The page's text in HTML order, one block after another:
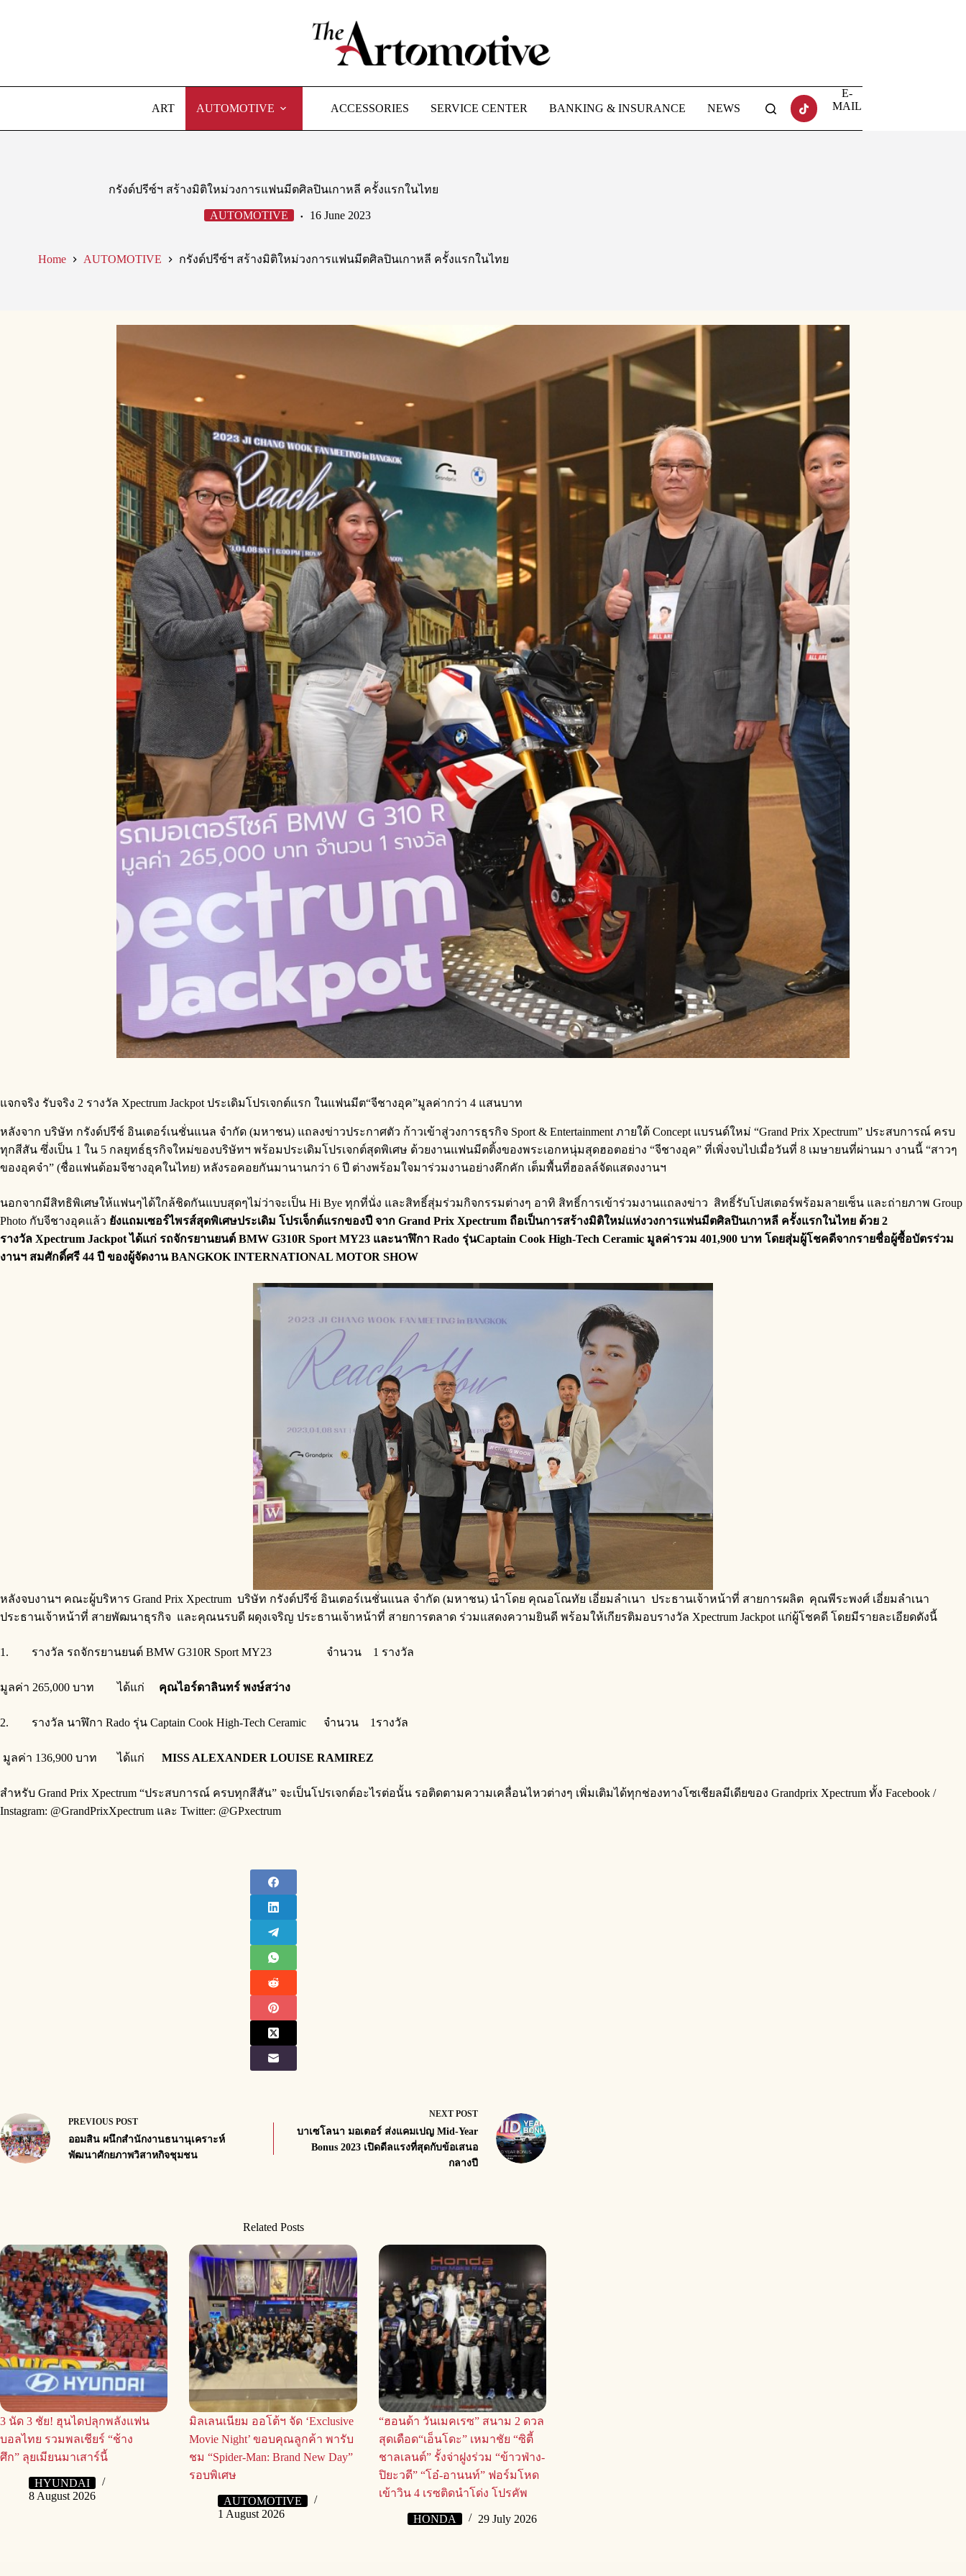
ART AUTOMOTIVE ACCESSORIES SERVICE CENTER BANKING & INSURANCE NEWS
E-
MAIL
กรังด์ปรีซ์ฯ สร้างมิติใหม่วงการแฟนมีตศิลปินเกาหลี ครั้งแรกในไทย
AUTOMOTIVE 16 June 2023
Home AUTOMOTIVE กรังด์ปรีซ์ฯ สร้างมิติใหม่วงการแฟนมีตศิลปินเกาหลี ครั้งแรกในไทย
แจกจริง รับจริง 2 รางวัล Xpectrum Jackpot ประเดิมโปรเจกต์แรก ในแฟนมีต“จีชางอุค”มูลค่ากว่า 4 แสนบาท
หลังจาก บริษัท กรังด์ปรีซ์ อินเตอร์เนชั่นแนล จำกัด (มหาชน) แถลงข่าวประกาศตัว ก้าวเข้าสู่วงการธุรกิจ Sport & Entertainment ภายใต้ Concept แบรนด์ใหม่ “Grand Prix Xpectrum” ประสบการณ์ ครบ
ทุกสีสัน ซึ่งเป็น 1 ใน 5 กลยุทธ์ธุรกิจใหม่ของบริษัทฯ พร้อมประเดิมโปรเจกต์สุดพิเศษ ด้วยงานแฟนมีตติ้งของพระเอกหนุ่มสุดฮอตอย่าง “จีชางอุค” ที่เพิ่งจบไปเมื่อวันที่ 8 เมษายนที่ผ่านมา งานนี้ “สาวๆ
ของอุคจ๋า” (ชื่อแฟนด้อมจีชางอุคในไทย) หลังรอคอยกันมานานกว่า 6 ปี ต่างพร้อมใจมาร่วมงานอย่างคึกคัก เต็มพื้นที่ฮอลล์จัดแสดงงานฯ
นอกจากมีสิทธิพิเศษให้แฟนๆได้ใกล้ชิดกันแบบสุดๆไม่ว่าจะเป็น Hi Bye ทุกที่นั่ง และสิทธิ์สุ่มร่วมกิจกรรมต่างๆ อาทิ สิทธิ์การเข้าร่วมงานแถลงข่าว สิทธิ์รับโปสเตอร์พร้อมลายเซ็น และถ่ายภาพ Group
Photo กับจีชางอุคแล้ว ยังแถมเซอร์ไพรส์สุดพิเศษประเดิม โปรเจ็กต์แรกของปี จาก Grand Prix Xpectrum ถือเป็นการสร้างมิติใหม่แห่งวงการแฟนมีตศิลปินเกาหลี ครั้งแรกในไทย ด้วย 2
รางวัล Xpectrum Jackpot ได้แก่ รถจักรยานยนต์ BMW G310R Sport MY23 และนาฬิกา Rado รุ่นCaptain Cook High-Tech Ceramic มูลค่ารวม 401,900 บาท โดยสุ่มผู้โชคดีจากรายชื่อผู้ซื้อบัตรร่วม
งานฯ สมศักดิ์ศรี 44 ปี ของผู้จัดงาน BANGKOK INTERNATIONAL MOTOR SHOW
หลังจบงานฯ คณะผู้บริหาร Grand Prix Xpectrum บริษัท กรังด์ปรีซ์ อินเตอร์เนชั่นแนล จำกัด (มหาชน) นำโดย คุณอโณทัย เอี่ยมลำเนา ประธานเจ้าหน้าที่ สายการผลิต คุณพีระพงศ์ เอี่ยมลำเนา
ประธานเจ้าหน้าที่ สายพัฒนาธุรกิจ และคุณนรบดี ผดุงเจริญ ประธานเจ้าหน้าที่ สายการตลาด ร่วมแสดงความยินดี พร้อมให้เกียรติมอบรางวัล Xpectrum Jackpot แก่ผู้โชคดี โดยมีรายละเอียดดังนี้
1. รางวัล รถจักรยานยนต์ BMW G310R Sport MY23 จำนวน 1 รางวัล
มูลค่า 265,000 บาท ได้แก่ คุณไอร์ดาลินทร์ พงษ์สว่าง
2. รางวัล นาฬิกา Rado รุ่น Captain Cook High-Tech Ceramic จำนวน 1รางวัล
มูลค่า 136,900 บาท ได้แก่ MISS ALEXANDER LOUISE RAMIREZ
สำหรับ Grand Prix Xpectrum “ประสบการณ์ ครบทุกสีสัน” จะเป็นโปรเจกต์อะไรต่อนั้น รอติดตามความเคลื่อนไหวต่างๆ เพิ่มเติมได้ทุกช่องทางโซเชียลมีเดียของ Grandprix Xpectrum ทั้ง Facebook /
Instagram: @GrandPrixXpectrum และ Twitter: @GPxectrum
PREVIOUS POST
ออมสิน ผนึกสำนักงานธนานุเคราะห์
พัฒนาศักยภาพวิสาหกิจชุมชน
NEXT POST
บาเซโลนา มอเตอร์ ส่งแคมเปญ Mid-Year
Bonus 2023 เปิดดีลแรงที่สุดกับข้อเสนอ
กลางปี
Related Posts
3 นัด 3 ชัย! ฮุนไดปลุกพลังแฟน
บอลไทย รวมพลเชียร์ “ช้าง
ศึก” ลุยเมียนมาเสาร์นี้
HYUNDAI
8 August 2026
มิลเลนเนียม ออโต้ฯ จัด ‘Exclusive
Movie Night’ ขอบคุณลูกค้า พารับ
ชม “Spider-Man: Brand New Day”
รอบพิเศษ
AUTOMOTIVE
1 August 2026
“ฮอนด้า วันเมคเรซ” สนาม 2 ดวล
สุดเดือด“เอ็นโดะ” เหมาชัย “ซิตี้
ชาลเลนต์” รั้งจ่าฝูงร่วม “ข้าวฟ่าง-
ปิยะวดี” “โอ๋-อานนท์” ฟอร์มโหด
เข้าวิน 4 เรซติดนำโด่ง โปรคัพ
HONDA 29 July 2026